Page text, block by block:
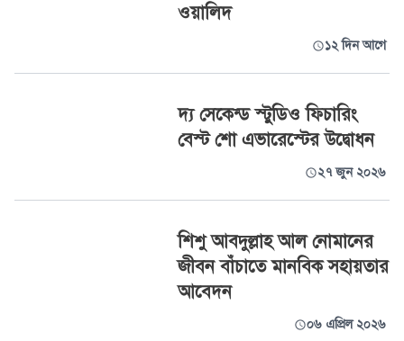
ওয়ালিদ
১২ দিন আগে
দ্য সেকেন্ড স্টুডিও ফিচারিং
বেস্ট শো এভারেস্টের উদ্বোধন
২৭ জুন ২০২৬
শিশু আবদুল্লাহ আল নোমানের
জীবন বাঁচাতে মানবিক সহায়তার
আবেদন
০৬ এপ্রিল ২০২৬